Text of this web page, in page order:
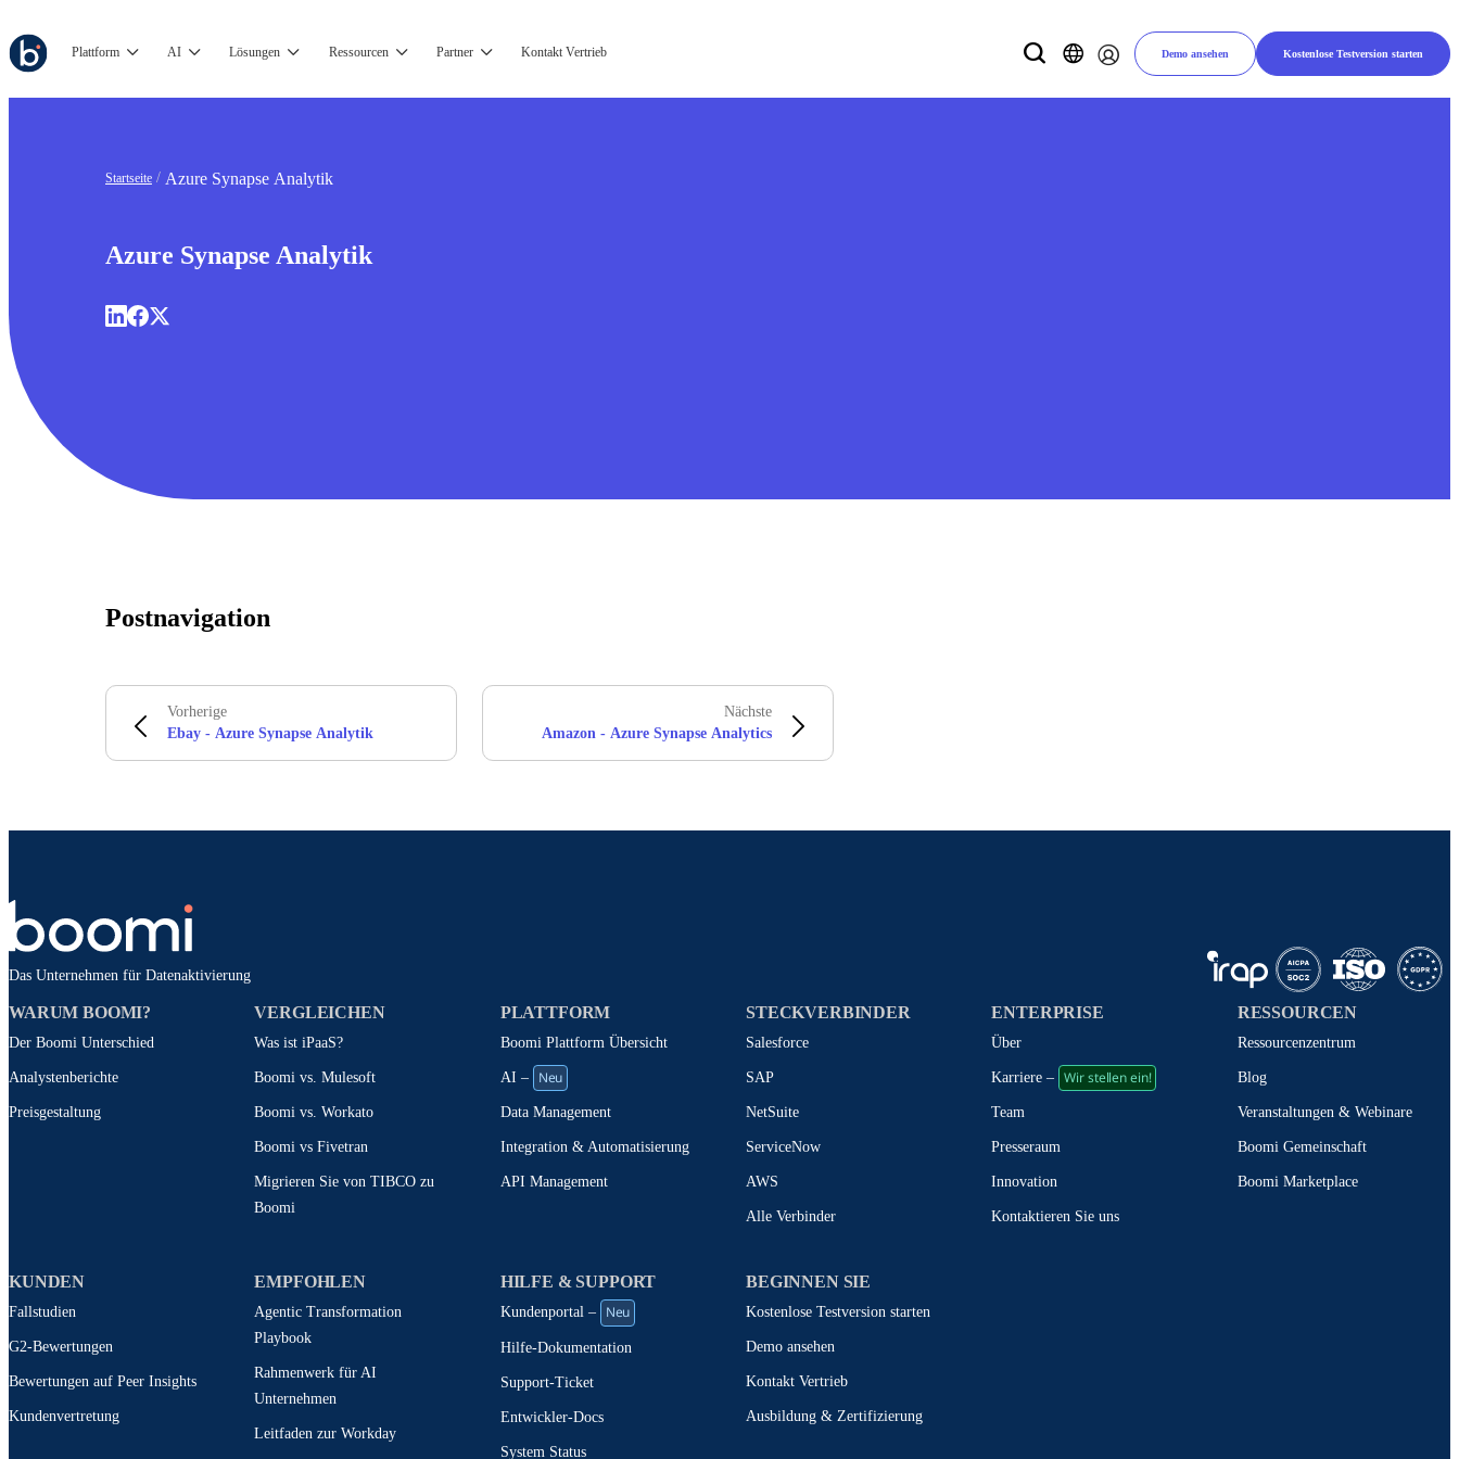
Plattform AI Lösungen Ressourcen Partner Kontakt Vertrieb Demo ansehen Kostenlose Testversion starten
Startseite Azure Synapse Analytik
Azure Synapse Analytik
Postnavigation
Vorherige
Ebay - Azure Synapse Analytik
Nächste
Amazon - Azure Synapse Analytics
Das Unternehmen für Datenaktivierung
WARUM BOOMI?
Der Boomi Unterschied
Analystenberichte
Preisgestaltung
VERGLEICHEN
Was ist iPaaS?
Boomi vs. Mulesoft
Boomi vs. Workato
Boomi vs Fivetran
Migrieren Sie von TIBCO zu
Boomi
PLATTFORM
Boomi Plattform Übersicht
AI – Neu
Data Management
Integration & Automatisierung
API Management
STECKVERBINDER
Salesforce
SAP
NetSuite
ServiceNow
AWS
Alle Verbinder
ENTERPRISE
Über
Karriere – Wir stellen ein!
Team
Presseraum
Innovation
Kontaktieren Sie uns
RESSOURCEN
Ressourcenzentrum
Blog
Veranstaltungen & Webinare
Boomi Gemeinschaft
Boomi Marketplace
KUNDEN
Fallstudien
G2-Bewertungen
Bewertungen auf Peer Insights
Kundenvertretung
EMPFOHLEN
Agentic Transformation
Playbook
Rahmenwerk für AI
Unternehmen
Leitfaden zur Workday
HILFE & SUPPORT
Kundenportal – Neu
Hilfe-Dokumentation
Support-Ticket
Entwickler-Docs
System Status
BEGINNEN SIE
Kostenlose Testversion starten
Demo ansehen
Kontakt Vertrieb
Ausbildung & Zertifizierung